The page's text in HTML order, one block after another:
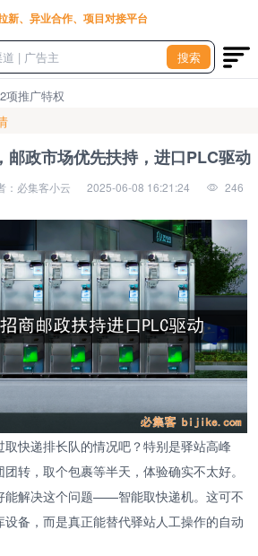
新、异业合作、项目对接平台
搜索
项推广特权
邮政市场优先扶持，进口PLC驱动
：必集客小云 2025-06-08 16:21:24 246
取快递排长队的情况吧？特别是驿站高峰
转，取个包裹等半天，体验确实不太好。
能解决这个问题——智能取快递机。这可不
备，而是真正能替代驿站人工操作的自动